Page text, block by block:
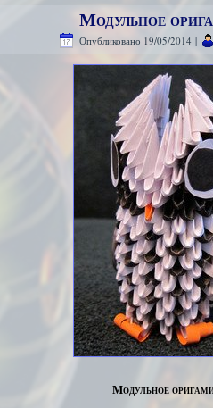
Модульное
Опубликовано 19/05/2014 |
Модульное